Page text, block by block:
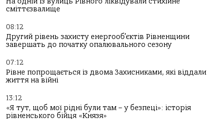
сміттєзвалище
08:12
Другий рівень захисту енергооб’єктів Рівненщини
завершать до початку опалювального сезону
07:12
Рівне попрощається із двома Захисниками, які віддали
життя на війні
13:12
«Я тут, щоб мої рідні були там – у безпеці»: історія
рівненського бійця «Князя»